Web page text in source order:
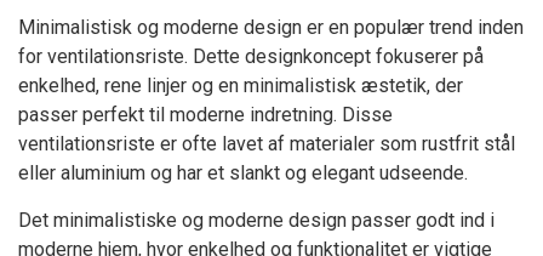
Minimalistisk og moderne design er en populær trend inden
for ventilationsriste. Dette designkoncept fokuserer på
enkelhed, rene linjer og en minimalistisk æstetik, der
passer perfekt til moderne indretning. Disse
ventilationsriste er ofte lavet af materialer som rustfrit stål
eller aluminium og har et slankt og elegant udseende.
Det minimalistiske og moderne design passer godt ind i
moderne hjem, hvor enkelhed og funktionalitet er vigtige